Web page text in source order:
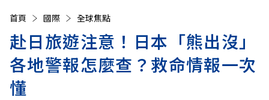
首頁 國際 全球焦點
赴日旅遊注意！日本「熊出沒」
各地警報怎麼查？救命情報一次
懂